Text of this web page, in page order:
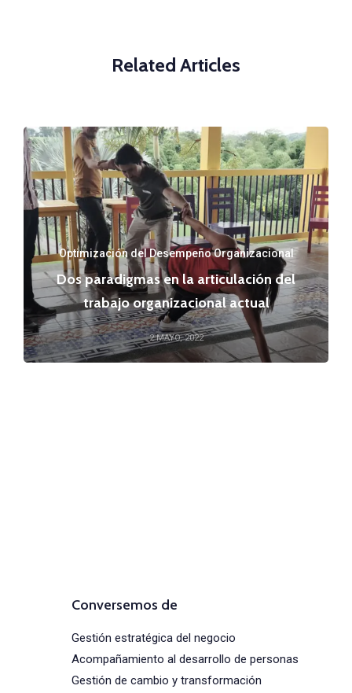
Related Articles
Optimización del Desempeño Organizacional
Dos paradigmas en la articulación del
trabajo organizacional actual
2 MAYO, 2022
Conversemos de
Gestión estratégica del negocio
Acompañamiento al desarrollo de personas
Gestión de cambio y transformación